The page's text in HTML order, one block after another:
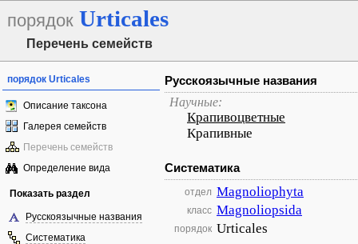
порядок Urticales
Перечень семейств
порядок Urticales
Описание таксона
Галерея семейств
Перечень семейств
Определение вида
Показать раздел
Русскоязычные названия
Систематика
Русскоязычные названия
Научные:
Крапивоцветные
Крапивные
Систематика
отдел Magnoliophyta
класс Magnoliopsida
порядок Urticales